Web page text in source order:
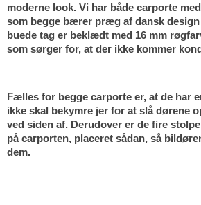
moderne look. Vi har både carporte
som begge bærer præg af dansk
buede tag er beklædt med 16 mm
som sørger for, at der ikke kommer
Fælles for begge carporte er, at de har
ikke skal bekymre jer for at slå dørene
ved siden af. Derudover er de fire
på carporten, placeret sådan, så
dem.